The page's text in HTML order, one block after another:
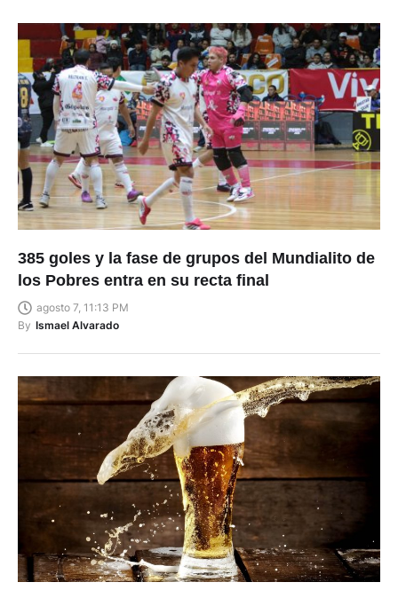
385 goles y la fase de grupos del Mundialito de
los Pobres entra en su recta final
agosto 7, 11:13 PM
By Ismael Alvarado